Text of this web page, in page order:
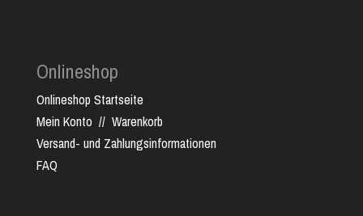
Onlineshop
Onlineshop Startseite
Mein Konto // Warenkorb
Versand- und Zahlungsinformationen
FAQ